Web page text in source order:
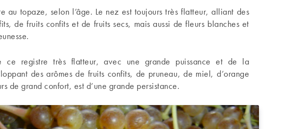
au topaze, selon l’âge. Le nez est toujours très flatteur, alliant des
de fruits confits et de fruits secs, mais aussi de fleurs blanches et
ce registre très flatteur, avec une grande puissance et de la
des arômes de fruits confits, de pruneau, de miel, d’orange
de grand confort, est d’une grande persistance.